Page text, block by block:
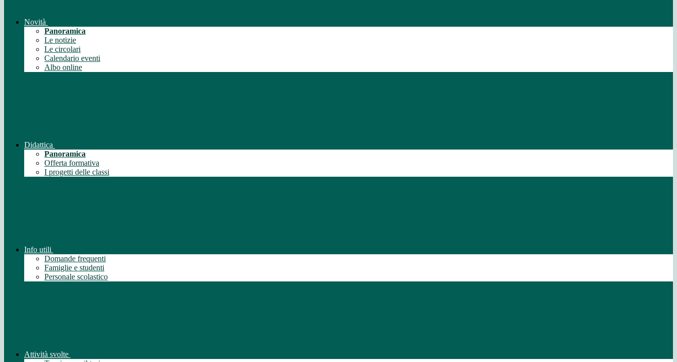
Novità
Panoramica
Le notizie
Le circolari
Calendario eventi
Albo online
Didattica
Panoramica
Offerta formativa
I progetti delle classi
Info utili
Domande frequenti
Famiglie e studenti
Personale scolastico
Attività svolte